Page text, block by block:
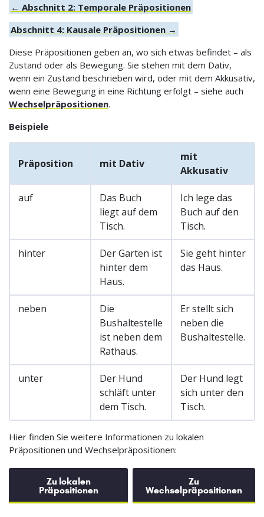
← Abschnitt 2: Temporale Präpositionen
Abschnitt 4: Kausale Präpositionen →
Diese Präpositionen geben an, wo sich etwas befindet – als
Zustand oder als Bewegung. Sie stehen mit dem Dativ,
wenn ein Zustand beschrieben wird, oder mit dem Akkusativ,
wenn eine Bewegung in eine Richtung erfolgt – siehe auch
Wechselpräpositionen.
Beispiele
Präposition mit Dativ
mit
Akkusativ
auf
Das Buch
liegt auf dem
Tisch.
Ich lege das
Buch auf den
Tisch.
hinter
Der Garten ist
hinter dem
Haus.
Sie geht hinter
das Haus.
neben
Die
Bushaltestelle
ist neben dem
Rathaus.
Er stellt sich
neben die
Bushaltestelle.
unter
Der Hund
schläft unter
dem Tisch.
Der Hund legt
sich unter den
Tisch.
Hier finden Sie weitere Informationen zu lokalen
Präpositionen und Wechselpräpositionen:
Zu lokalen
Präpositionen
Zu
Wechselpräpositionen